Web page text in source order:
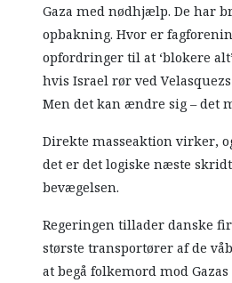
Gaza med nødhjælp. De har
opbakning. Hvor er
opfordringer til at ‘blokere
hvis Israel rør ved
Men det kan ændre sig – det
Direkte masseaktion virker,
det er det logiske næste
bevægelsen.
Regeringen tillader danske
største transportører af de
at begå folkemord mod